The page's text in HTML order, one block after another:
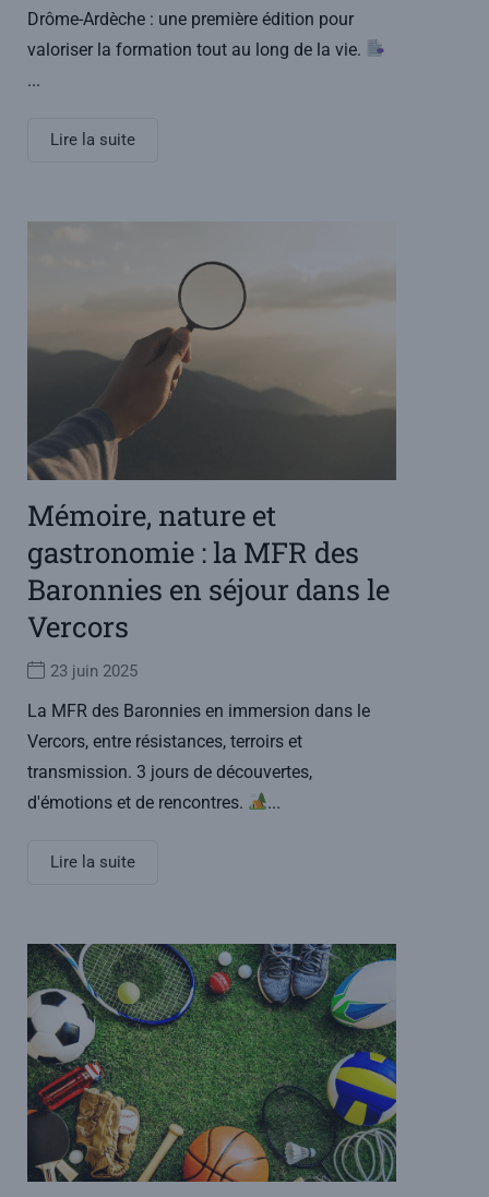
Drôme-Ardèche : une première édition pour
valoriser la formation tout au long de la vie.
...
Lire la suite
Mémoire, nature et
gastronomie : la MFR des
Baronnies en séjour dans le
Vercors
23 juin 2025
La MFR des Baronnies en immersion dans le
Vercors, entre résistances, terroirs et
transmission. 3 jours de découvertes,
d'émotions et de rencontres.
...
Lire la suite